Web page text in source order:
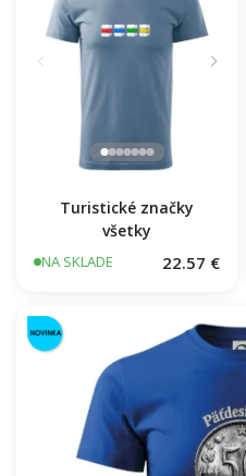
Hasiči
NA SKLADE
Turistické značky
všetky
NA SKLADE 22.57 €